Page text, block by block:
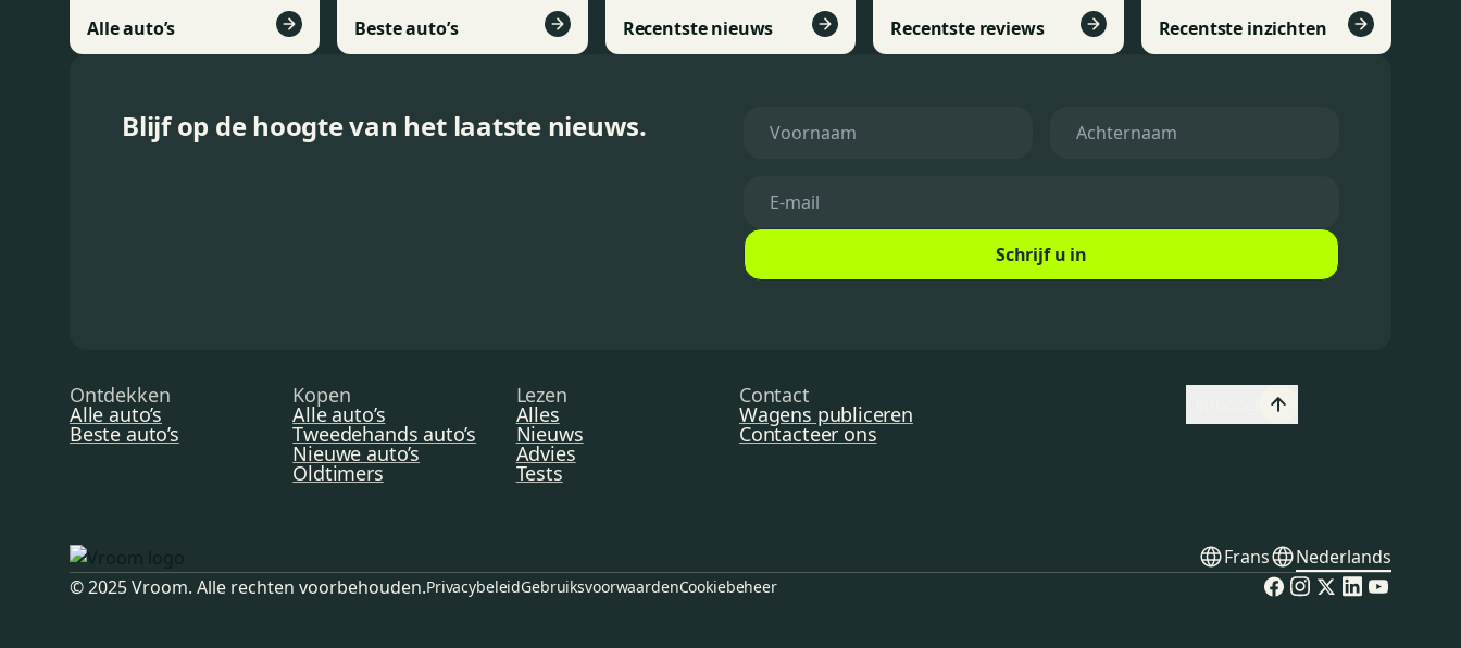
Alle auto’s Beste auto’s Recentste nieuws Recentste reviews Recentste inzichten
Blijf op de hoogte van het laatste nieuws.
Schrijf u in
Ontdekken
Alle auto’s
Beste auto’s
Kopen
Alle auto’s
Tweedehands auto’s
Nieuwe auto’s
Oldtimers
Lezen
Alles
Nieuws
Advies
Tests
Contact
Wagens publiceren
Contacteer ons
Frans
Nederlands
© 2025 Vroom. Alle rechten voorbehouden.PrivacybeleidGebruiksvoorwaardenCookiebeheer